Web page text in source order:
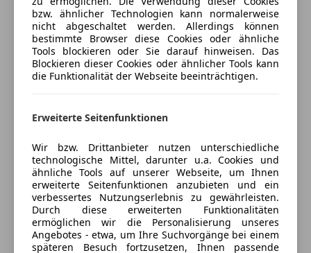
Fernlichtassistent
Geschwindigkeits-begrenzungsanlage
Isofix
LED-Scheinwerfer
LED-Tagfahrlicht
Nebelscheinwerfer
Notrufsystem
Reifendruckkontrollsystem
Seitenairbag
Servolenkung
Spurhalteassistent
Tagfahrlicht
Traktionskontrolle
* Ablagefach in Mittelarmlehne vorne
* Ambientebeleuchtung weiß
* Dachhimmel schwarz
* Fensterheber elektrisch vorne und hinten
* Gepäckraumabdeckung
* Innenspiegel automatisch abblendend
* Lederlenkrad
* Lederschaltknauf
* Lenkradheizung
* Multifunktionslenkrad
* Rücksitzbank geteilt umklappbar (60:40)
* Sitzbezug Stoff
* Sitzheizung für Fahrer und Beifahrer
Freischaden-Gutschein ab Stufe 0
Auto einfach online versichern & Rabatt holen
Jetzt berechnen
Verkäufer Händler
Bernhard Kandl Autohandel GmbH
Sternebewertung 4.5 von 5
4,5 Sterne
(71% Weiterempfehlungen)
Anbieter auf AutoScout24 seit 2021
bzw. ähnlicher Technologien kann normalerweise
nicht abgeschaltet werden. Allerdings können
bestimmte Browser diese Cookies oder ähnliche
Tools blockieren oder Sie darauf hinweisen. Das
Blockieren dieser Cookies oder ähnlicher Tools kann
die Funktionalität der Webseite beeinträchtigen.
Erweiterte Seitenfunktionen
Wir bzw. Drittanbieter nutzen unterschiedliche
technologische Mittel, darunter u.a. Cookies und
ähnliche Tools auf unserer Webseite, um Ihnen
erweiterte Seitenfunktionen anzubieten und ein
verbessertes Nutzungserlebnis zu gewährleisten.
Durch diese erweiterten Funktionalitäten
ermöglichen wir die Personalisierung unseres
Angebotes - etwa, um Ihre Suchvorgänge bei einem
späteren Besuch fortzusetzen, Ihnen passende